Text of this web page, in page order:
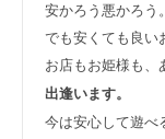
安かろう悪かろう。
でも安くても良い
お店もお姫様も、
出逢います。
今は安心して遊べ